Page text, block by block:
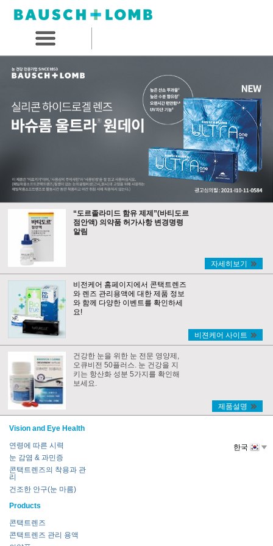
“도르졸라미드 함유 제제”(바티도르
점안액) 의약품 허가사항 변경명령
알림
자세히보기
비전케어 홈페이지에서 콘택트렌즈
와 렌즈 관리용액에 대한 제품 정보
와 함께 다양한 이벤트를 확인하세
요!
비젼케어 사이트
건강한 눈을 위한 눈 전문 영양제,
오큐비전 50플러스. 눈 건강을 지
키는 항산화 성분 5가지를 확인해
보세요.
제품설명
Vision and Eye Health
연령에 따른 시력
눈 감염 & 과민증
콘택트렌즈의 착용과 관
리
건조한 안구(눈 마름)
Products
콘택트렌즈
콘택트렌즈 관리 용액
한국